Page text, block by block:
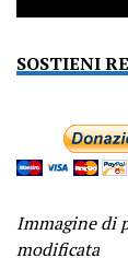
SOSTIENI
Immagine di
modificata